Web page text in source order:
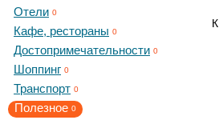
Отели 0
Кафе, рестораны 0
Достопримечательности 0
Шоппинг 0
Транспорт 0
Полезное 0